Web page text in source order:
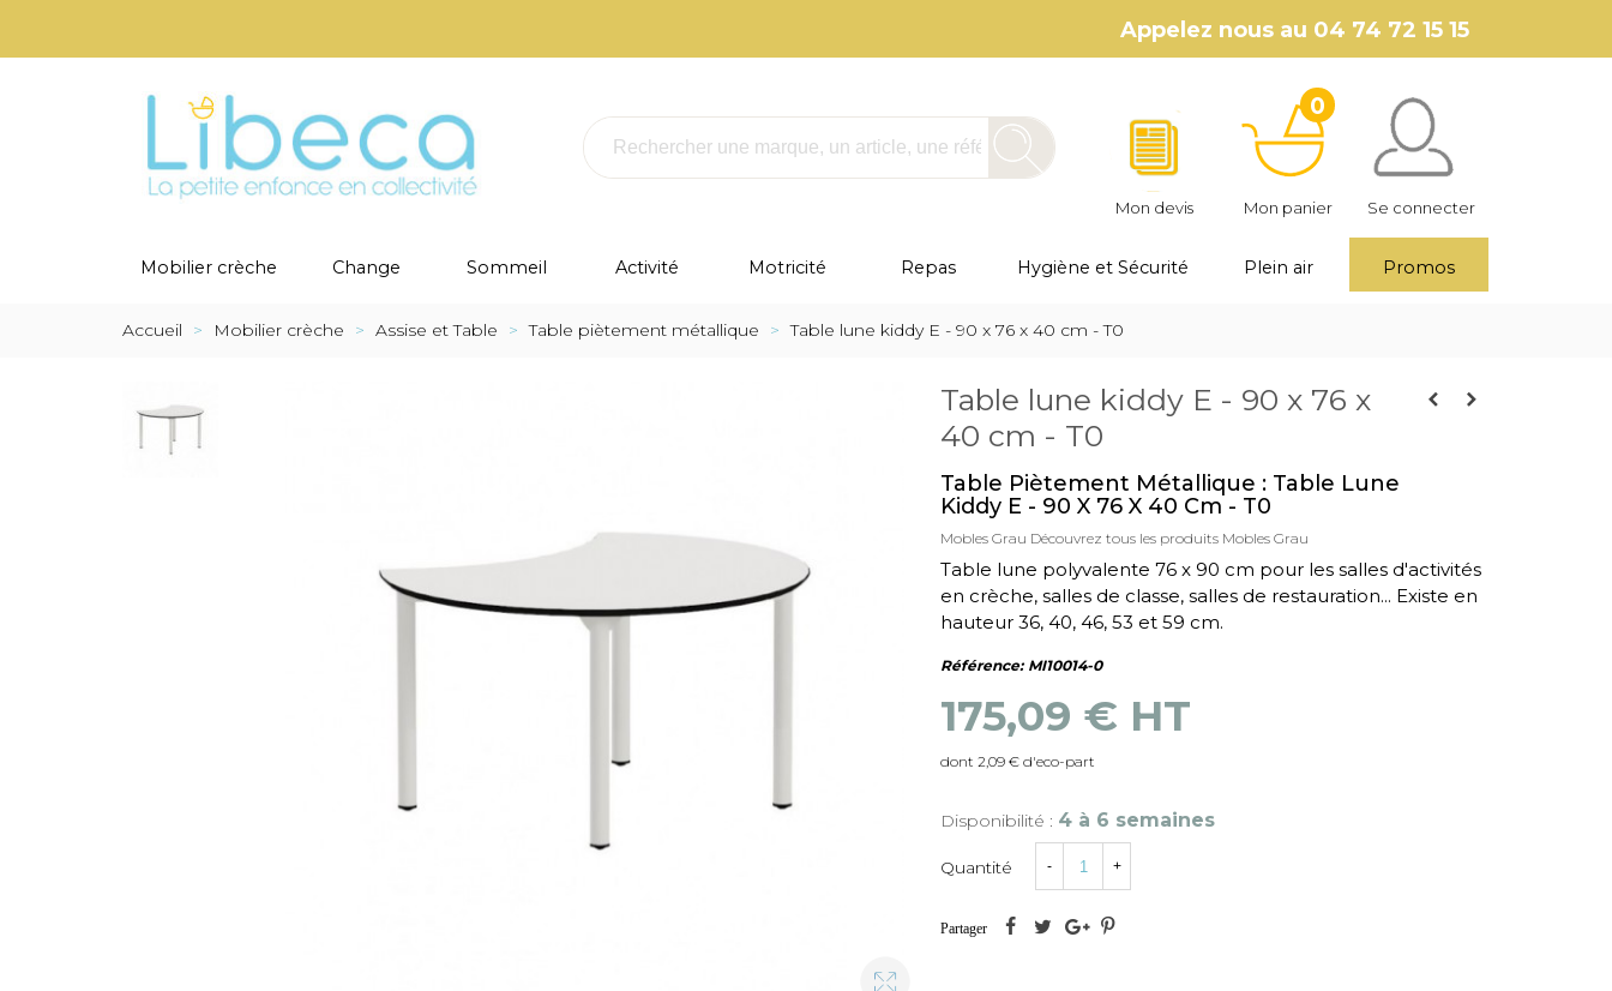
Appelez nous au 04 74 72 15 15
Mon devis
0
Mon panier Se connecter
Mobilier crèche Change Sommeil Activité Motricité Repas Hygiène et Sécurité Plein air Promos
Accueil > Mobilier crèche > Assise et Table > Table piètement métallique > Table lune kiddy E - 90 x 76 x 40 cm - T0
Table lune kiddy E - 90 x 76 x
40 cm - T0
Table Piètement Métallique : Table Lune
Kiddy E - 90 X 76 X 40 Cm - T0
Mobles Grau Découvrez tous les produits Mobles Grau
Table lune polyvalente 76 x 90 cm pour les salles d'activités
en crèche, salles de classe, salles de restauration... Existe en
hauteur 36, 40, 46, 53 et 59 cm.
Référence: MI10014-0
175,09 € HT
dont 2,09 € d'eco-part
Disponibilité : 4 à 6 semaines
Quantité - +
Partager